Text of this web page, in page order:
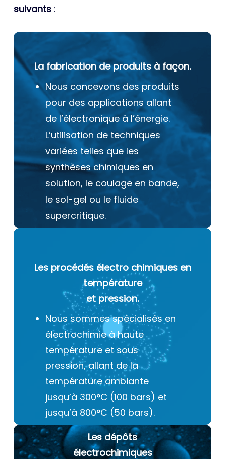
suivants :
La fabrication de produits à façon.
Nous concevons des produits
pour des applications allant
de l’électronique à l’énergie.
L’utilisation de techniques
variées telles que les
synthèses chimiques en
solution, le coulage en bande,
le sol-gel ou le fluide
supercritique.
Les procédés électro chimiques en
température
et pression.
Nous sommes spécialisés en
électrochimie à haute
température et sous
pression, allant de la
température ambiante
jusqu’à 300°C (100 bars) et
jusqu’à 800°C (50 bars).
Les dépôts
électrochimiques